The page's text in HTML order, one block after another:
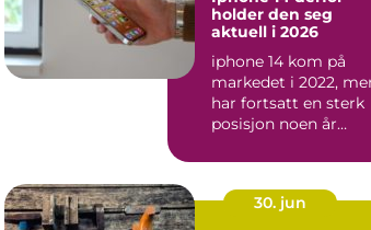
holder den seg
aktuell i 2026
iphone 14 kom på
markedet i 2022,
har fortsatt en sterk
posisjon noen år
vurde...
30. jun